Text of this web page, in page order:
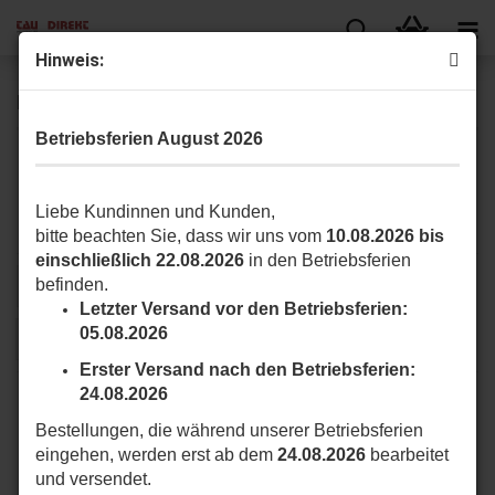
Hin­weis:
Betriebsferien August 2026
Liebe Kundinnen und Kunden,
bitte beachten Sie, dass wir uns vom 10.08.2026 bis
einschließlich 22.08.2026 in den Betriebsferien
befinden.
Letzter Versand vor den Betriebsferien:
05.08.2026
Erster Versand nach den Betriebsferien:
24.08.2026
Bestellungen, die während unserer Betriebsferien
eingehen, werden erst ab dem 24.08.2026 bearbeitet
und versendet.
MASTER Serie
3 »